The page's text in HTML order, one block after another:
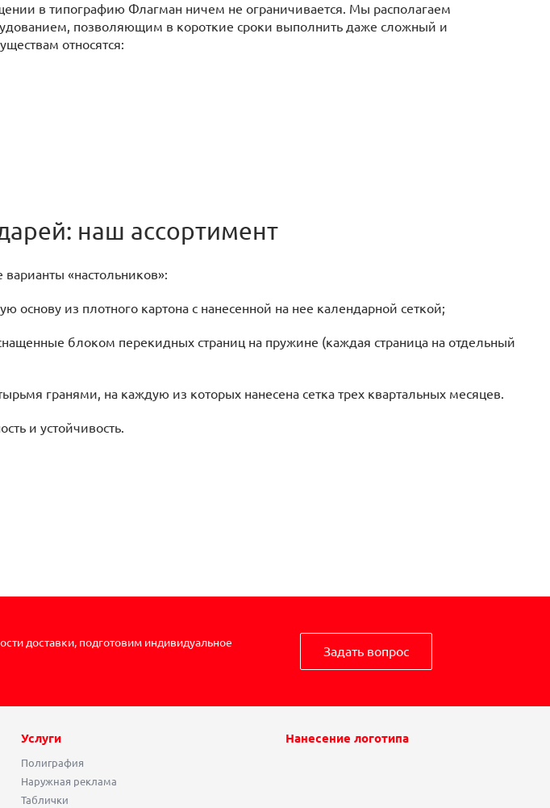
в типографию Флагман ничем не ограничивается. Мы располагаем
позволяющим в короткие сроки выполнить даже сложный и
относятся:
наш ассортимент
«настольников»:
из плотного картона с нанесенной на нее календарной сеткой;
блоком перекидных страниц на пружине (каждая страница на отдельный
гранями, на каждую из которых нанесена сетка трех квартальных месяцев.
и устойчивость.
доставки, подготовим индивидуальное
Задать вопрос
Услуги
Полиграфия
Наружная реклама
Таблички
Нанесение логотипа